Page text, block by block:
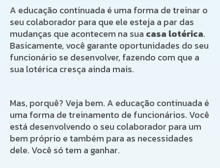
A educação continuada é uma forma de treinar o
seu colaborador para que ele esteja a par das
mudanças que acontecem na sua casa lotérica.
Basicamente, você garante oportunidades do seu
funcionário se desenvolver, fazendo com que a
sua lotérica cresça ainda mais.
Mas, porquê? Veja bem. A educação continuada é
uma forma de treinamento de funcionários. Você
está desenvolvendo o seu colaborador para um
bem próprio e também para as necessidades
dele. Você só tem a ganhar.